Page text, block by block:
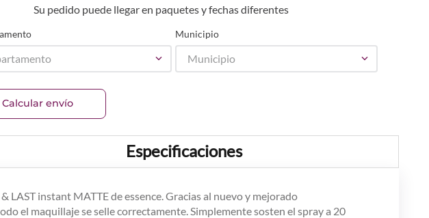
Su pedido puede llegar en paquetes y fechas diferentes
Municipio
Municipio
Calcular envío
Especificaciones
LAST instant MATTE de essence. Gracias al nuevo y mejorado
el maquillaje se selle correctamente. Simplemente sosten el spray a 20